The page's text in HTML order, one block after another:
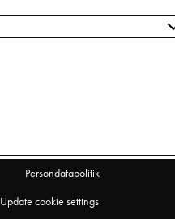
Persondatapolitik
Update cookie settings